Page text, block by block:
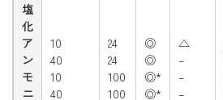
塩
化
ア
ン
モ
ニ
10
40
10
40
24
24
100
100
◎
◎
◎*
◎*
△
–
–
–